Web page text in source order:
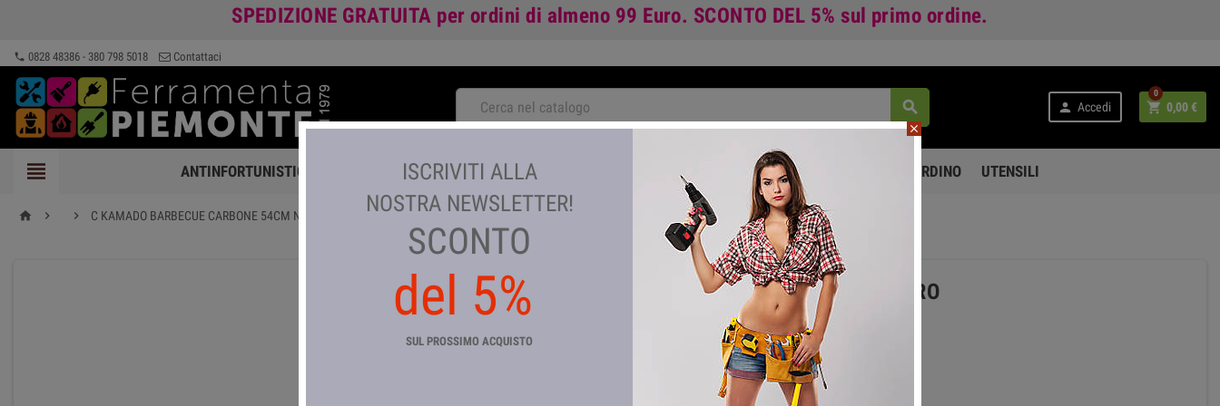
SPEDIZIONE GRATUITA per ordini di almeno 99 Euro. SCONTO DEL 5% sul primo ordine.
phone 0828 48386 - 380 798 5018 Contattaci
  Accedi  0,00 €
0
 ANTINFORTUNISTICA FERRAMENTA GIARDINAGGIO E AGRICOLTURA COLORI E VERNICI TEMPO LIBERO E GIARDINO UTENSILI
home   C KAMADO BARBECUE CARBONE 54CM NERO
C KAMADO BARBECUE CARBONE 54CM NERO
close
ISCRIVITI ALLA
NOSTRA NEWSLETTER!
SCONTO
del 5%
SUL PROSSIMO ACQUISTO